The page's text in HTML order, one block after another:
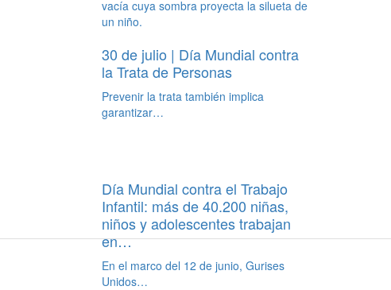
30 de julio | Día Mundial contra
la Trata de Personas
Prevenir la trata también implica
garantizar…
Día Mundial contra el Trabajo
Infantil: más de 40.200 niñas,
niños y adolescentes trabajan
en…
En el marco del 12 de junio, Gurises
Unidos…